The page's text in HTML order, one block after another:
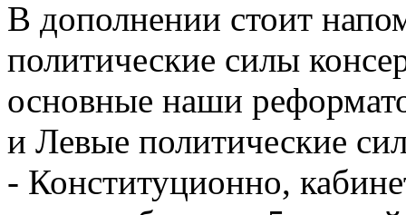
В дополнении стоит
политические силы
основные наши
и Левые политические
- Конституционно,